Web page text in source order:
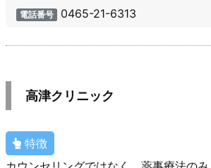
電話番号 0465-21-6313
高津クリニック
特徴